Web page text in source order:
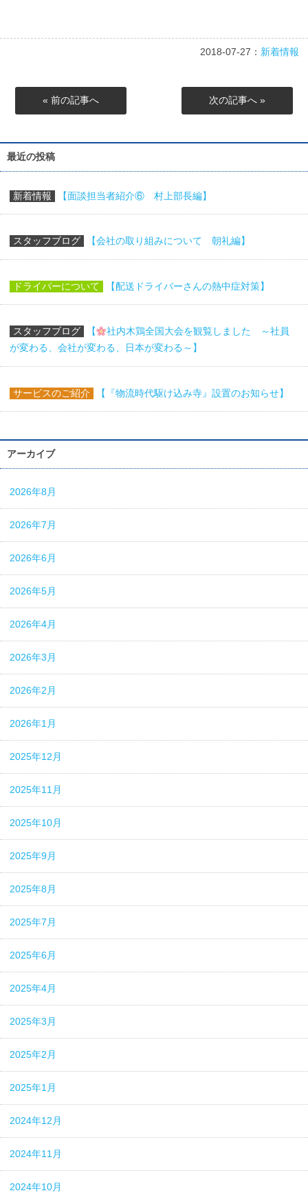
2018-07-27： 新着情報
« 前の記事へ 次の記事へ »
最近の投稿
新着情報 【面談担当者紹介⑥ 村上部長編】
スタッフブログ 【会社の取り組みについて 朝礼編】
ドライバーについて 【配送ドライバーさんの熱中症対策】
スタッフブログ 【
社内木鶏全国大会を観覧しました ～社員
が変わる、会社が変わる、日本が変わる～】
サービスのご紹介 【『物流時代駆け込み寺』設置のお知らせ】
アーカイブ
2026年8月
2026年7月
2026年6月
2026年5月
2026年4月
2026年3月
2026年2月
2026年1月
2025年12月
2025年11月
2025年10月
2025年9月
2025年8月
2025年7月
2025年6月
2025年4月
2025年3月
2025年2月
2025年1月
2024年12月
2024年11月
2024年10月